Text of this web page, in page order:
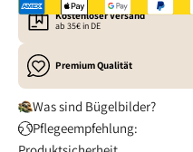
Kostenloser Versand
ab 35€ in DE
Premium Qualität
Was sind Bügelbilder?
Pflegeempfehlung: